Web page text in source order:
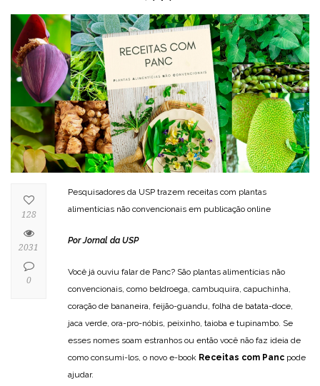
Pesquisadores da USP trazem receitas com plantas
alimentícias não convencionais em publicação online
Por Jornal da USP
Você já ouviu falar de Panc? São plantas alimentícias não
convencionais, como beldroega, cambuquira, capuchinha,
coração de bananeira, feijão-guandu, folha de batata-doce,
jaca verde, ora-pro-nóbis, peixinho, taioba e tupinambo. Se
esses nomes soam estranhos ou então você não faz ideia de
como consumi-los, o novo e-book Receitas com Panc pode
ajudar.
128
2031
0